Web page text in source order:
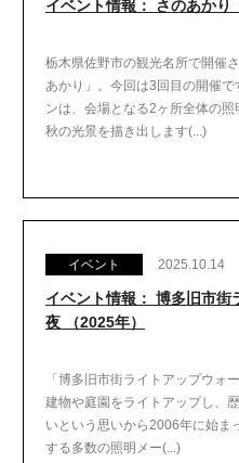
イベント情報： さのあかり
栃木県佐野市の観光名所で開催
あかり」。今回は3回目の開催
ンは、会場となる2ヶ所全体の
秋の光景を描き出します(...)
イベント 2025.10.14
イベント情報： 博多旧市
夜 （2025年）
「博多旧市街ライトアップウォ
建物や庭園をライトアップし、
いという思いから2006年に始ま
する多数の照明メー(...)